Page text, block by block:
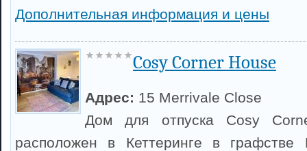
Дополнительная информация и цены
Cosy Corner House
Адрес: 15 Merrivale Close
Дом для отпуска Cosy
расположен в Кеттеринге в графстве